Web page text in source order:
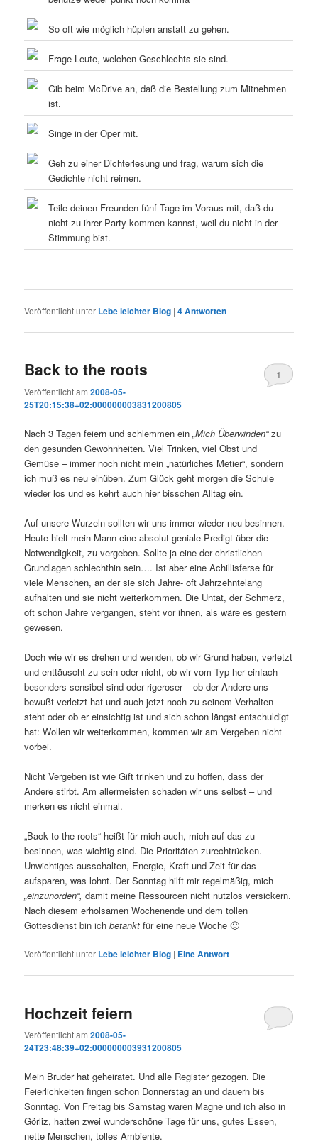
So oft wie möglich hüpfen anstatt zu gehen.
Frage Leute, welchen Geschlechts sie sind.
Gib beim McDrive an, daß die Bestellung zum Mitnehmen
ist.
Singe in der Oper mit.
Geh zu einer Dichterlesung und frag, warum sich die
Gedichte nicht reimen.
Teile deinen Freunden fünf Tage im Voraus mit, daß du
nicht zu ihrer Party kommen kannst, weil du nicht in der
Stimmung bist.
Veröffentlicht unter Lebe leichter Blog |4Antworten
Back to the roots
Veröffentlicht am2008-05-
25T20:15:38+02:000000003831200805
1
Nach 3 Tagen feiern und schlemmen ein„Mich Überwinden“zu
den gesunden Gewohnheiten. Viel Trinken, viel Obst und
Gemüse – immer noch nicht mein „natürliches Metier“, sondern
ich muß es neu einüben. Zum Glück geht morgen die Schule
wieder los und es kehrt auch hier bisschen Alltag ein.
Auf unsere Wurzeln sollten wir uns immer wieder neu besinnen.
Heute hielt mein Mann eine absolut geniale Predigt über die
Notwendigkeit, zu vergeben. Sollte ja eine der christlichen
Grundlagen schlechthin sein…. Ist aber eine Achillisferse für
viele Menschen, an der sie sich Jahre- oft Jahrzehntelang
aufhalten und sie nicht weiterkommen. Die Untat, der Schmerz,
oft schon Jahre vergangen, steht vor ihnen, als wäre es gestern
gewesen.
Doch wie wir es drehen und wenden, ob wir Grund haben, verletzt
und enttäuscht zu sein oder nicht, ob wir vom Typ her einfach
besonders sensibel sind oder rigeroser – ob der Andere uns
bewußt verletzt hat und auch jetzt noch zu seinem Verhalten
steht oder ob er einsichtig ist und sich schon längst entschuldigt
hat: Wollen wir weiterkommen, kommen wir am Vergeben nicht
vorbei.
Nicht Vergeben ist wie Gift trinken und zu hoffen, dass der
Andere stirbt. Am allermeisten schaden wir uns selbst – und
merken es nicht einmal.
„Back to the roots“ heißt für mich auch, mich auf das zu
besinnen, was wichtig sind. Die Prioritäten zurechtrücken.
Unwichtiges ausschalten, Energie, Kraft und Zeit für das
aufsparen, was lohnt. Der Sonntag hilft mir regelmäßig, mich
„einzunorden“,damit meine Ressourcen nicht nutzlos versickern.
Nach diesem erholsamen Wochenende und dem tollen
Gottesdienst bin ichbetankt für eine neue Woche 🙂
Veröffentlicht unter Lebe leichter Blog | EineAntwort
Hochzeit feiern
Veröffentlicht am2008-05-
24T23:48:39+02:000000003931200805
Mein Bruder hat geheiratet. Und alle Register gezogen. Die
Feierlichkeiten fingen schon Donnerstag an und dauern bis
Sonntag. Von Freitag bis Samstag waren Magne und ich also in
Görliz, hatten zwei wunderschöne Tage für uns, gutes Essen,
nette Menschen, tolles Ambiente.